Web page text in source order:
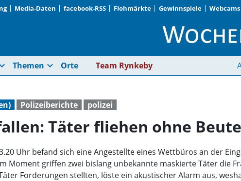
Media-Daten facebook-RSS Flohmärkte Gewinnspiele Webcams
Wettbüro
Themen expand_more Orte Team Rynkeby
Polizeiberichte polizei
Täter fliehen ohne Beute
Uhr befand sich eine Angestellte eines Wettbüros an der
Moment griffen zwei bislang unbekannte maskierte Täter die
Forderungen stellten, löste ein akustischer Alarm aus,